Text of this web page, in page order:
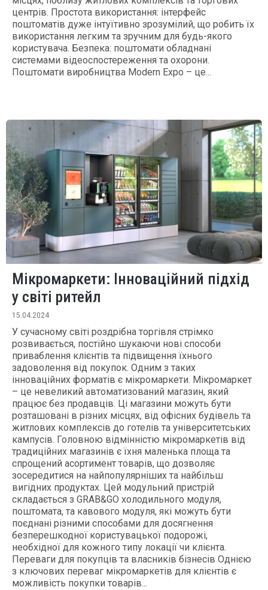
центрів. Простота використання: інтерфейс
поштоматів дуже інтуїтивно зрозумілий, що робить їх
використання легким та зручним для будь-якого
користувача. Безпека: поштомати обладнані
системами відеоспостереження та охорони.
Поштомати виробництва Modern Expo – це...
Мікромаркети: Інноваційний підхід
у світі ритейл
15.04.2024
У сучасному світі роздрібна торгівля стрімко
розвивається, постійно шукаючи нові способи
приваблення клієнтів та підвищення їхнього
задоволення від покупок. Одним з таких
інноваційних форматів є мікромаркети. Мікромаркет
– це невеликий автоматизований магазин, який
працює без продавців. Ці магазини можуть бути
розташовані в різних місцях, від офісних будівель та
житлових комплексів до готелів та університетських
кампусів. Головною відмінністю мікромаркетів від
традиційних магазинів є їхня маленька площа та
спрощений асортимент товарів, що дозволяє
зосередитися на найпопулярніших та найбільш
вигідних продуктах. Цей модульний пристрій
складається з GRAB&GO холодильного модуля,
поштомата, та кавового модуля, які можуть бути
поєднані різними способами для досягнення
безперешкодної користувацької подорожі,
необхідної для кожного типу локації чи клієнта.
Переваги для покупців та власників бізнесів Однією
з ключових переваг мікромаркетів для клієнтів є
можливість покупки товарів...